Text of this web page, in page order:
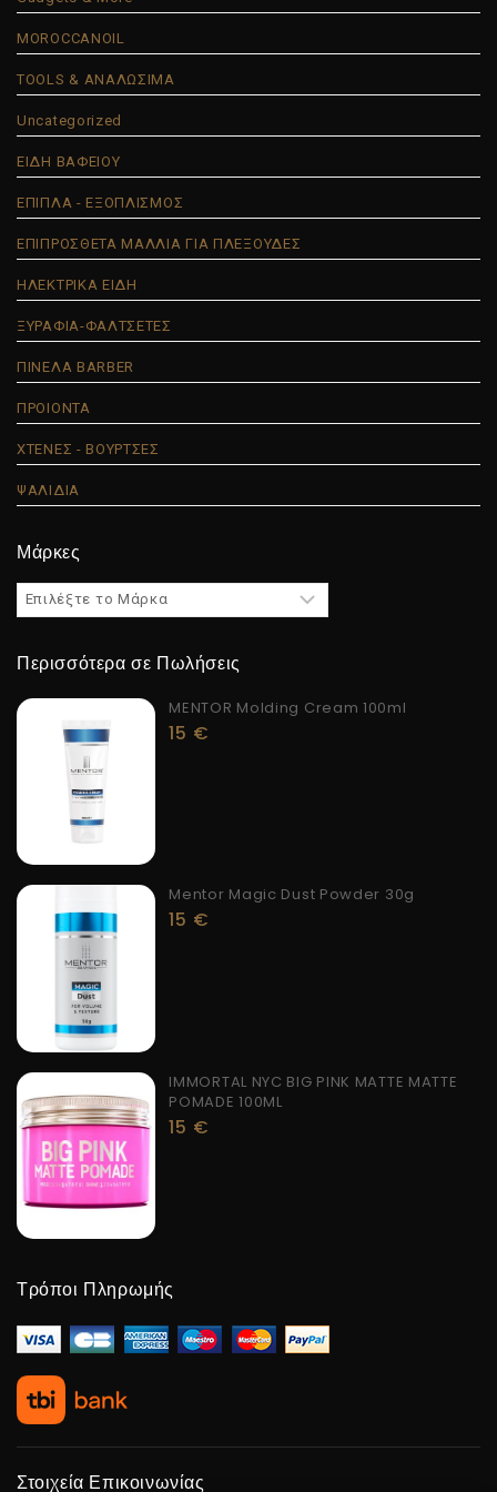
MOROCCANOIL
TOOLS & ΑΝΑΛΩΣΙΜΑ
Uncategorized
ΕΙΔΗ ΒΑΦΕΙΟΥ
ΕΠΙΠΛΑ - ΕΞΟΠΛΙΣΜΟΣ
ΕΠΙΠΡΟΣΘΕΤΑ ΜΑΛΛΙΑ ΓΙΑ ΠΛΕΞΟΥΔΕΣ
ΗΛΕΚΤΡΙΚΑ ΕΙΔΗ
ΞΥΡΑΦΙΑ-ΦΑΛΤΣΕΤΕΣ
ΠΙΝΕΛΑ BARBER
ΠΡΟΙΟΝΤΑ
ΧΤΕΝΕΣ - ΒΟΥΡΤΣΕΣ
ΨΑΛΙΔΙΑ
Μάρκες
Περισσότερα σε Πωλήσεις
MENTOR Molding Cream 100ml
15 €
Mentor Magic Dust Powder 30g
15 €
IMMORTAL NYC BIG PINK MATTE MATTE
POMADE 100ML
15 €
Τρόποι Πληρωμής
Στοιχεία Επικοινωνίας